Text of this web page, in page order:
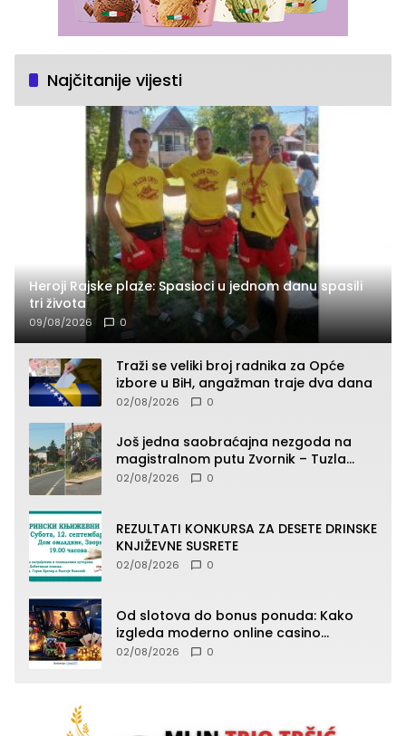
Najčitanije vijesti
Heroji Rajske plaže: Spasioci u jednom danu spasili
tri života
09/08/2026 0
Traži se veliki broj radnika za Opće
izbore u BiH, angažman traje dva dana
02/08/2026 0
Još jedna saobraćajna nezgoda na
magistralnom putu Zvornik – Tuzla
(FOTO)
02/08/2026 0
REZULTATI KONKURSA ZA DESETE DRINSKE
KNJIŽEVNE SUSRETE
02/08/2026 0
Od slotova do bonus ponuda: Kako
izgleda moderno online casino
iskustvo
02/08/2026 0